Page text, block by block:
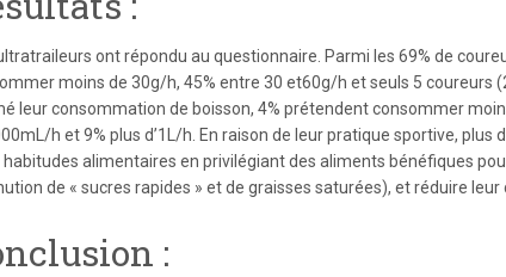
ont répondu au questionnaire. Parmi les 69% de
moins de 30g/h, 45% entre 30 et60g/h et seuls 5 coureurs
leur consommation de boisson, 4% prétendent consommer
h et 9% plus d’1L/h. En raison de leur pratique sportive,
habitudes alimentaires en privilégiant des aliments bénéfiques
de « sucres rapides » et de graisses saturées), et réduire
: